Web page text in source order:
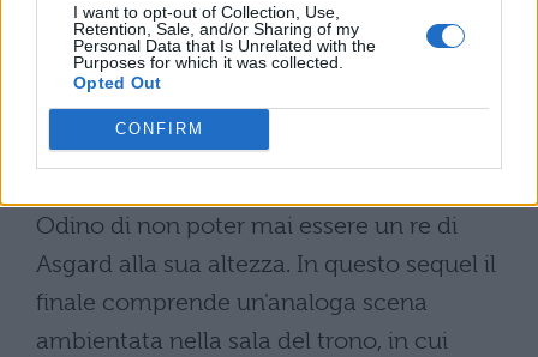
I want to opt-out of Collection, Use,
Retention, Sale, and/or Sharing of my
Personal Data that Is Unrelated with the
Purposes for which it was collected.
Opted Out
CONFIRM
un effetto di sdoppiamento indubbiamente
poco piacevole.
Thor: The Dark World (2013):nel prequel
avevamo lasciato Loki disperso nello
Odino di non poter mai essere un re di
Asgard alla sua altezza. In questo sequel il
finale comprende un'analoga scena
ambientata nella sala del trono, in cui